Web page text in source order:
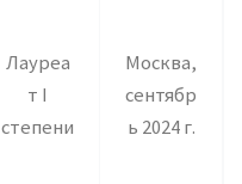
Лауреа
т I
степени
Москва,
сентябр
ь 2024 г.